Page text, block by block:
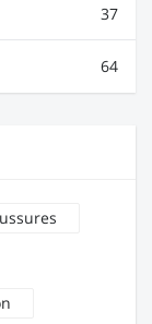
37
64